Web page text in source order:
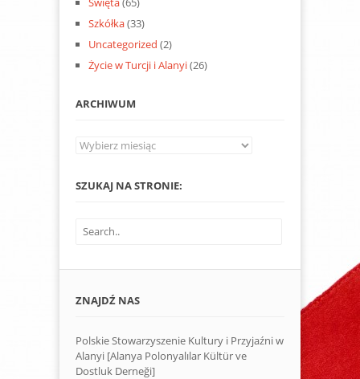
Szkółka(33)
Uncategorized (2)
Życie w Turcji i Alanyi(26)
ARCHIWUM
Archiwum
SZUKAJ NA STRONIE:
ZNAJDŹ NAS
Polskie Stowarzyszenie Kultury i Przyjaźni w
Alanyi [Alanya Polonyalılar Kültür ve
Dostluk Derneği]